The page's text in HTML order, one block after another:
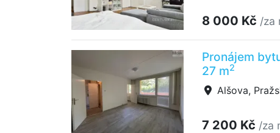
8 000 Kč /za
Pronájem
27 m2
Alšova,
7 200 Kč /za